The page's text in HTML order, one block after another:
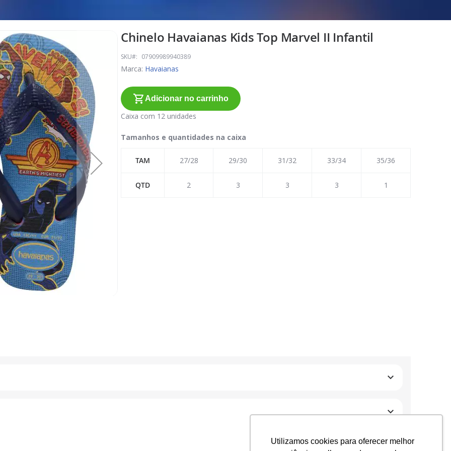
Utilizamos cookies para oferecer melhor
Chinelo Havaianas Kids Top Marvel II Infantil
SKU 07909989940389
Marca: Havaianas
Adicionar no carrinho
Caixa com 12 unidades
Tamanhos e quantidades na caixa
TAM 27/28 29/30 31/32 33/34 35/36
QTD 2 3 3 3 1